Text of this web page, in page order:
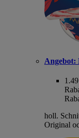
Angebot:
1.49
holl.
Original